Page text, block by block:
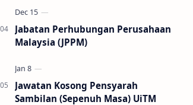
Jabatan Perhubungan Perusahaan
Malaysia (JPPM)
Jawatan Kosong Pensyarah
Sambilan (Sepenuh Masa) UiTM